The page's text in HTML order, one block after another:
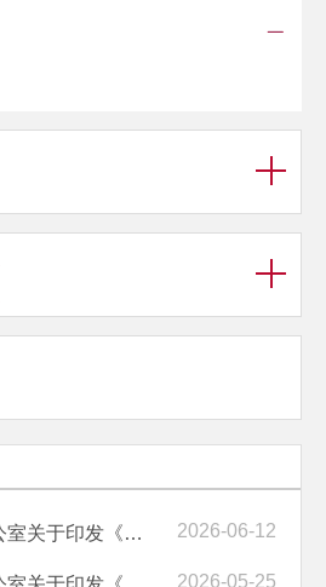
保山市人民政府办公室关于印发《保山市行政执法“预约式”指导服务实施... 2026-06-12
2026-05-25